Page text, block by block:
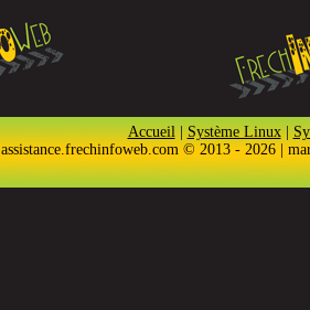
Accueil|Système Linux|
assistance.frechinfoweb.com © 2013 - 2026 |